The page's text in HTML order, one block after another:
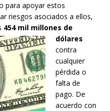
para apoyar estos
riesgos asociados a ellos,
454 mil millones de
dólares
contra
cualquier
pérdida o
falta de
pago. De
acuerdo con